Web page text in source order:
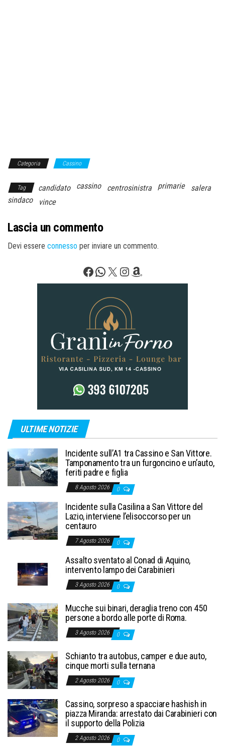
Categoria Cassino
Tag candidato cassino centrosinistra primarie
salera
sindaco
vince
Lascia un commento
Devi essere connesso per inviare un commento.
Facebook
WhatsApp
X Instagram
Amazon
ULTIME NOTIZIE
Incidente sull’A1 tra Cassino e San Vittore.
Tamponamento tra un furgoncino e un’auto,
feriti padre e figlia
8 Agosto 2026 0
Incidente sulla Casilina a San Vittore del
Lazio, interviene l’elisoccorso per un
centauro
7 Agosto 2026 0
Assalto sventato al Conad di Aquino,
intervento lampo dei Carabinieri
3 Agosto 2026 0
Mucche sui binari, deraglia treno con 450
persone a bordo alle porte di Roma.
3 Agosto 2026 0
Schianto tra autobus, camper e due auto,
cinque morti sulla ternana
2 Agosto 2026 0
Cassino, sorpreso a spacciare hashish in
piazza Miranda: arrestato dai Carabinieri con
il supporto della Polizia
2 Agosto 2026 0